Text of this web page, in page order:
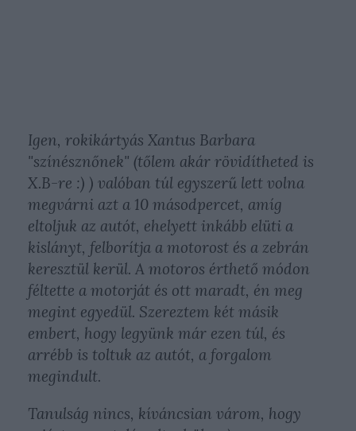
Igen, rokikártyás Xantus Barbara
"színésznőnek" (tőlem akár rövidítheted is
X.B-re :) ) valóban túl egyszerű lett volna
megvárni azt a 10 másodpercet, amíg
eltoljuk az autót, ehelyett inkább elüti a
kislányt, felborítja a motorost és a zebrán
keresztül kerül. A motoros érthető módon
féltette a motorját és ott maradt, én meg
megint egyedül. Szereztem két másik
embert, hogy legyünk már ezen túl, és
arrébb is toltuk az autót, a forgalom
megindult.
Tanulság nincs, kíváncsian várom, hogy